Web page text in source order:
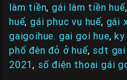
làm tiền,gái làm tiền huế
huế,gái phục vụ huế, gái
gaigoihue. gai goi hue,ky
phố đèn đỏ ở huế, sdt
2021, số điện thoại gái